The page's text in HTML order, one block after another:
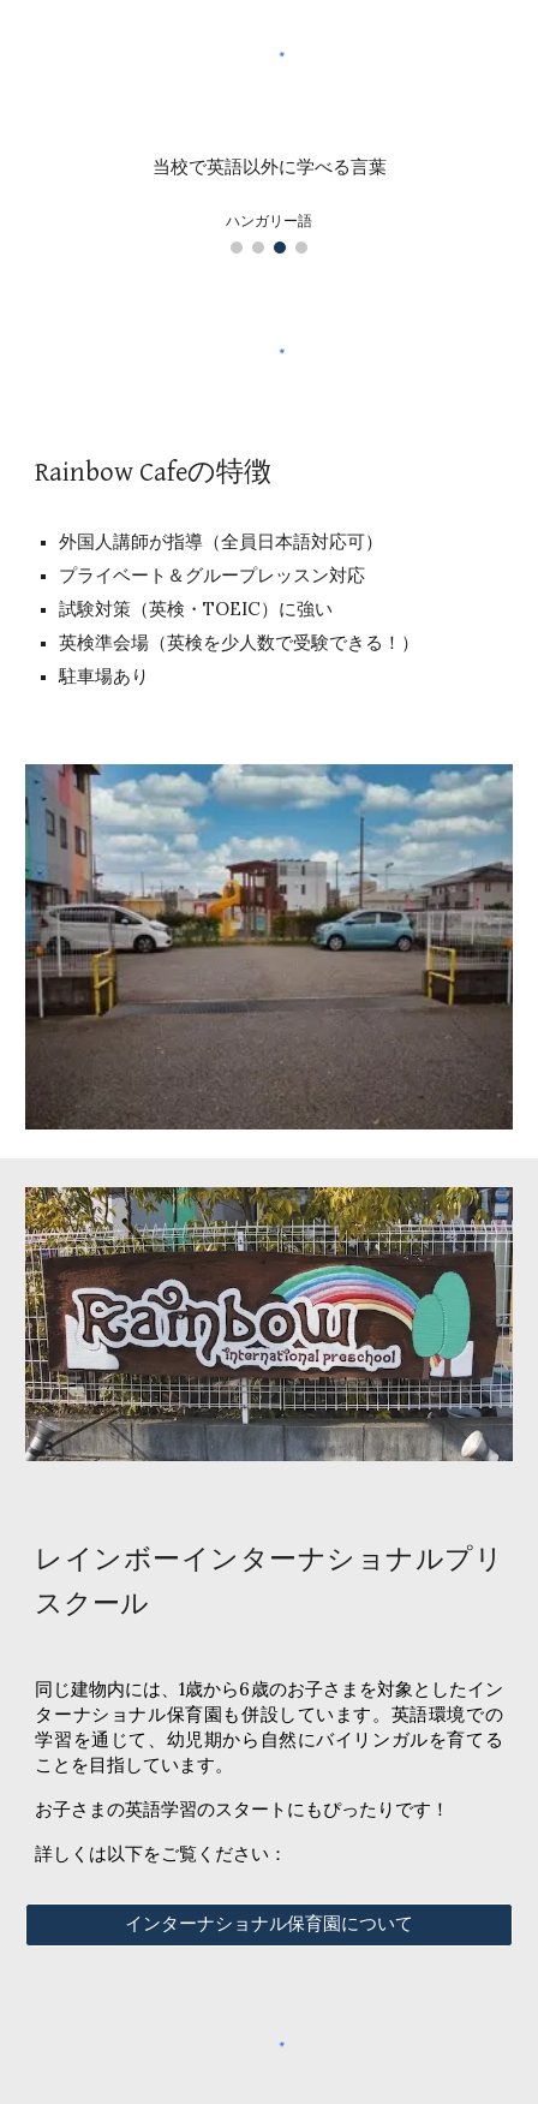
当校で英語以外に学べる言葉
ドイツ語
Rainbow Cafeの特徴
外国人講師が指導（全員日本語対応可）
プライベート＆グループレッスン対応
試験対策（英検 ・TOEIC）に強い
英検準会場 （英検を少人数で受験できる！）
駐車場あり
レインボーインターナショナルプリ
スクール
同じ建物内には、1歳から6歳のお子さまを対象としたイン
ターナショナル保育園も併設しています。英語環境での
学習を通じて、幼児期から自然にバイリンガルを育てる
ことを目指しています。
お子さまの英語学習のスタートにもぴったりです！
詳しくは以下をご覧ください：
インターナショナル保育園について